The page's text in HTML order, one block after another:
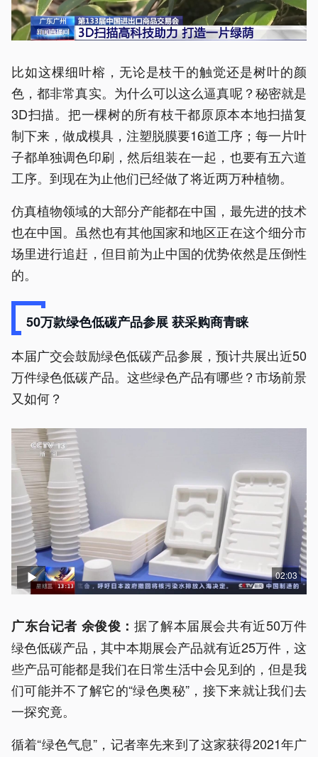
比如这棵细叶榕，无论是枝干的触觉还是树叶的颜
色，都非常真实。为什么可以这么逼真呢？秘密就是
3D扫描。把一棵树的所有枝干都原原本本地扫描复
制下来，做成模具，注塑脱膜要16道工序；每一片叶
子都单独调色印刷，然后组装在一起，也要有五六道
工序。到现在为止他们已经做了将近两万种植物。
仿真植物领域的大部分产能都在中国，最先进的技术
也在中国。虽然也有其他国家和地区正在这个细分市
场里进行追赶，但目前为止中国的优势依然是压倒性
的。
50万款绿色低碳产品参展 获采购商青睐
本届广交会鼓励绿色低碳产品参展，预计共展出近50
万件绿色低碳产品。这些绿色产品有哪些？市场前景
又如何？
02:03
广东台记者 余俊俊： 据了解本届展会共有近50万件
绿色低碳产品，其中本期展会产品就有近25万件，这
些产品可能都是我们在日常生活中会见到的，但是我
们可能并不了解它的“绿色奥秘”，接下来就让我们去
一探究竟。
循着“绿色气息”，记者率先来到了这家获得2021年广